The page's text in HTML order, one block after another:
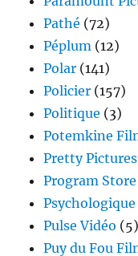
Pathé (72)
Péplum (12)
Polar (141)
Policier (157)
Politique (3)
Potemkine
Pretty Pictures
Program Store
Psychologique
Pulse Vidéo (5)
Puy du Fou